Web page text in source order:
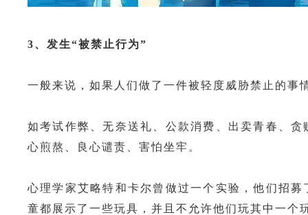
3、发生“被禁止行为”
一般来说，如果人们做了一件被轻度威胁禁止的事
如考试作弊、无奈送礼、公款消费、出卖青春、
心煎熬、良心谴责、害怕坐牢。
心理学家艾略特和卡尔曾做过一个实验，他们招
童都展示了一些玩具，并且不允许他们玩其中一个